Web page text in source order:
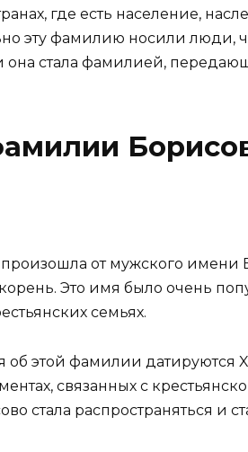
где есть население,
эту фамилию носили люди,
стала фамилией,
от мужского имени
Это имя было очень
семьях.
этой фамилии датируются
связанных с
стала распространяться и